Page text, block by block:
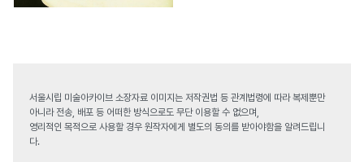
서울시립 미술아카이브 소장자료 이미지는 저작권법 등 관계법령에 따라 복제뿐만
아니라 전송, 배포 등 어떠한 방식으로도 무단 이용할 수 없으며,
영리적인 목적으로 사용할 경우 원작자에게 별도의 동의를 받아야함을 알려드립니
다.